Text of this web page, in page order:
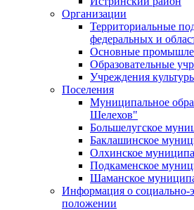
Организации
Территориальные
федеральных и
Основные
Образовательные
Учреждения
Поселения
Муниципальное
Шелехов"
Большелугское
Баклашинское
Олхинское
Подкаменское
Шаманское
Информация о социально-
положении